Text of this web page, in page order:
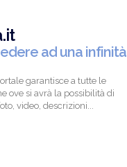
ad una infinità
garantisce a tutte le
ove si avrà la possibilità di
video, descrizioni...